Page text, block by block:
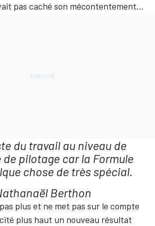
pas caché son mécontentement...
du travail au niveau de
de pilotage car la Formule
chose de très spécial.
Berthon
plus et ne met pas sur le compte
plus haut un nouveau résultat